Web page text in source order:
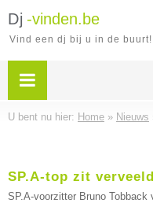
Dj -vinden.be
Vind een dj bij u in de buurt!
U bent nu hier: Home » Nieuws
SP.A-top zit
SP.A-voorzitter Bruno